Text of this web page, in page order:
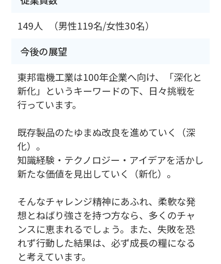
149人
（男性119名/女性30名）
今後の展望
東邦電機工業は100年企業へ向け、「深化と
新化」というキーワードの下、日々挑戦を
行っています。
既存製品のたゆまぬ改良を進めていく（深
化）。
知識経験・テクノロジー・アイデアを活かし
新たな価値を見出していく（新化）。
そんなチャレンジ精神にあふれ、柔軟な発
想とねばり強さを持つ方なら、多くのチャ
ンスに恵まれるでしょう。また、失敗を恐
れず行動した結果は、必ず成長の糧になる
と考えています。